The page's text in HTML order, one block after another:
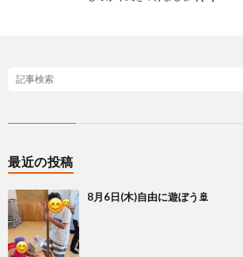
最近の投稿
8月6日(木)自由に遊ぼう🚢